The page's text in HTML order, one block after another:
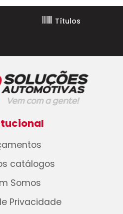
Títulos
catálogos
Somos
Privacidade